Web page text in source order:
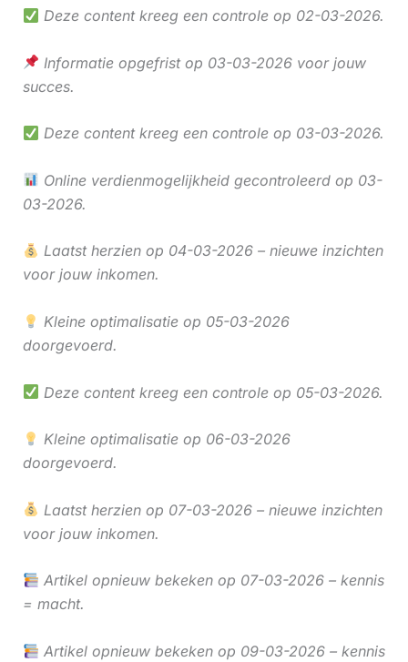
Deze content kreeg een controle op 02-03-2026.
Informatie opgefrist op 03-03-2026 voor jouw
succes.
Deze content kreeg een controle op 03-03-2026.
Online verdienmogelijkheid gecontroleerd op 03-
03-2026.
Laatst herzien op 04-03-2026 – nieuwe inzichten
voor jouw inkomen.
Kleine optimalisatie op 05-03-2026
doorgevoerd.
Deze content kreeg een controle op 05-03-2026.
Kleine optimalisatie op 06-03-2026
doorgevoerd.
Laatst herzien op 07-03-2026 – nieuwe inzichten
voor jouw inkomen.
Artikel opnieuw bekeken op 07-03-2026 – kennis
= macht.
Artikel opnieuw bekeken op 09-03-2026 – kennis